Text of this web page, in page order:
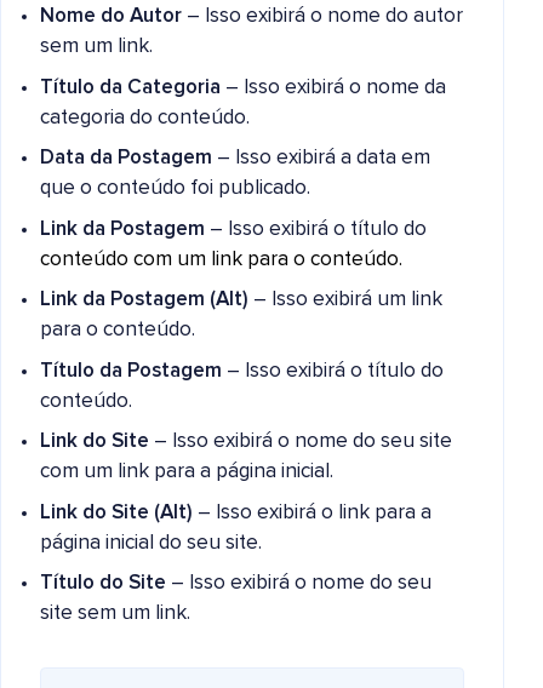
Nome do Autor – Isso exibirá o nome do autor
sem um link.
Título da Categoria – Isso exibirá o nome da
categoria do conteúdo.
Data da Postagem – Isso exibirá a data em
que o conteúdo foi publicado.
Link da Postagem – Isso exibirá o título do
conteúdo com um link para o conteúdo.
Link da Postagem (Alt) – Isso exibirá um link
para o conteúdo.
Título da Postagem – Isso exibirá o título do
conteúdo.
Link do Site – Isso exibirá o nome do seu site
com um link para a página inicial.
Link do Site (Alt) – Isso exibirá o link para a
página inicial do seu site.
Título do Site – Isso exibirá o nome do seu
site sem um link.